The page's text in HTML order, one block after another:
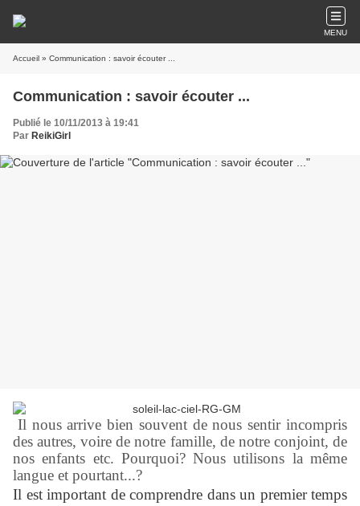
MENU
Accueil » Communication : savoir écouter ...
Communication : savoir écouter ...
Publié le 10/11/2013 à 19:41
Par ReikiGirl
Il nous arrive bien souvent de nous sentir incompris
des autres, voire de notre famille, de notre conjoint, de
nos enfants etc. Pourquoi? Nous utilisons la même
langue et pourtant...?
Il est important de comprendre dans un premier temps